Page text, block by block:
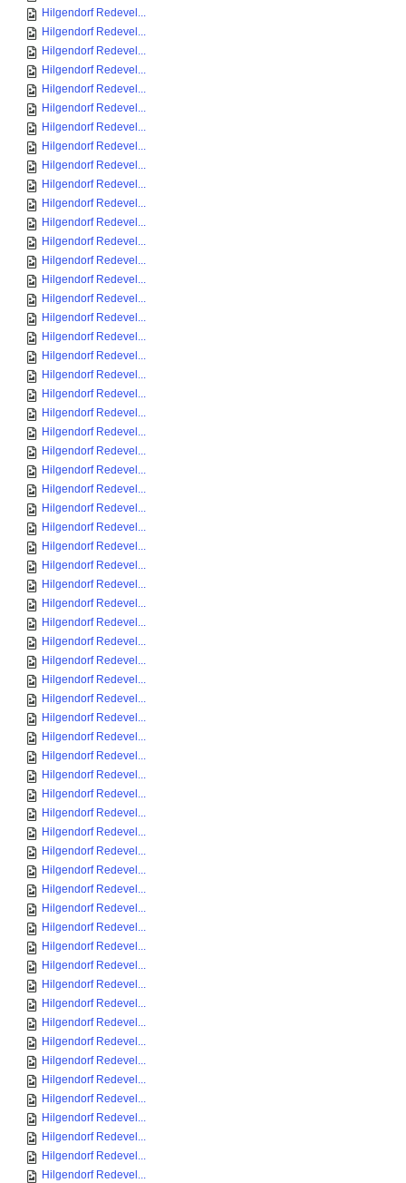
Hilgendorf Redevel...
Hilgendorf Redevel...
Hilgendorf Redevel...
Hilgendorf Redevel...
Hilgendorf Redevel...
Hilgendorf Redevel...
Hilgendorf Redevel...
Hilgendorf Redevel...
Hilgendorf Redevel...
Hilgendorf Redevel...
Hilgendorf Redevel...
Hilgendorf Redevel...
Hilgendorf Redevel...
Hilgendorf Redevel...
Hilgendorf Redevel...
Hilgendorf Redevel...
Hilgendorf Redevel...
Hilgendorf Redevel...
Hilgendorf Redevel...
Hilgendorf Redevel...
Hilgendorf Redevel...
Hilgendorf Redevel...
Hilgendorf Redevel...
Hilgendorf Redevel...
Hilgendorf Redevel...
Hilgendorf Redevel...
Hilgendorf Redevel...
Hilgendorf Redevel...
Hilgendorf Redevel...
Hilgendorf Redevel...
Hilgendorf Redevel...
Hilgendorf Redevel...
Hilgendorf Redevel...
Hilgendorf Redevel...
Hilgendorf Redevel...
Hilgendorf Redevel...
Hilgendorf Redevel...
Hilgendorf Redevel...
Hilgendorf Redevel...
Hilgendorf Redevel...
Hilgendorf Redevel...
Hilgendorf Redevel...
Hilgendorf Redevel...
Hilgendorf Redevel...
Hilgendorf Redevel...
Hilgendorf Redevel...
Hilgendorf Redevel...
Hilgendorf Redevel...
Hilgendorf Redevel...
Hilgendorf Redevel...
Hilgendorf Redevel...
Hilgendorf Redevel...
Hilgendorf Redevel...
Hilgendorf Redevel...
Hilgendorf Redevel...
Hilgendorf Redevel...
Hilgendorf Redevel...
Hilgendorf Redevel...
Hilgendorf Redevel...
Hilgendorf Redevel...
Hilgendorf Redevel...
Hilgendorf Redevel...